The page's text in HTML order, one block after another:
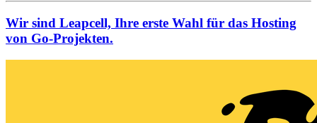
Wir sind Leapcell, Ihre erste Wahl für das Hosting
von Go-Projekten.